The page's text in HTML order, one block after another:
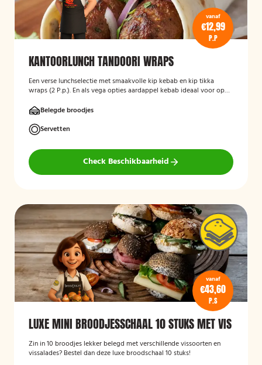
vanaf
€12,99
P.P
KANTOORLUNCH TANDOORI WRAPS
Een verse lunchselectie met smaakvolle kip kebab en kip tikka
wraps (2 P.p.). En als vega opties aardappel kebab ideaal voor op
(HALAL)
Belegde broodjes
Servetten
Check Beschikbaarheid
vanaf
€43,60
P.S
LUXE MINI BROODJESSCHAAL 10 STUKS MET VIS
Zin in 10 broodjes lekker belegd met verschillende vissoorten en
vissalades? Bestel dan deze luxe broodschaal 10 stuks!